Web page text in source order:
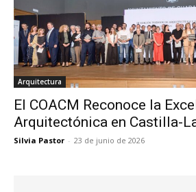
Arquitectura
El COACM Reconoce la
Arquitectónica en Castilla-
Silvia Pastor - 23 de junio de 2026